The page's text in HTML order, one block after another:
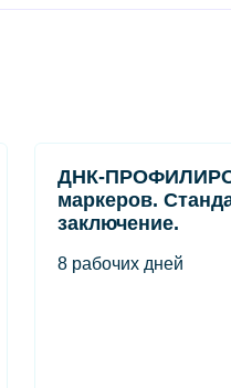
ДНК-
маркеров.
заключение.
8 рабочих дней